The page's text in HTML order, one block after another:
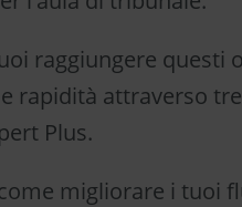
raggiungere questi
rapidità attraverso
Plus.
migliorare i tuoi